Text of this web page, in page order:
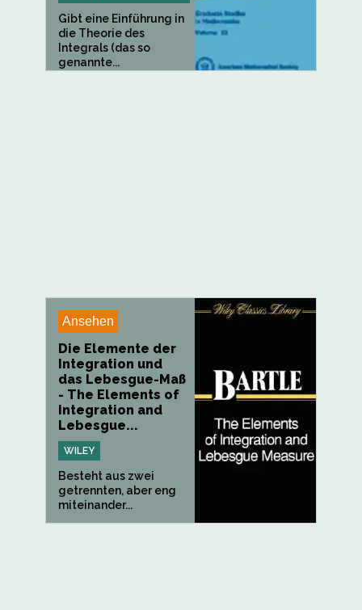
Gibt eine Einführung in
die Theorie des
Integrals (das so
genannte...
Ansehen
Die Elemente der
Integration und
das Lebesgue-Maß
- The Elements of
Integration and
Lebesgue...
WILEY
Besteht aus zwei
getrennten, aber eng
miteinander...